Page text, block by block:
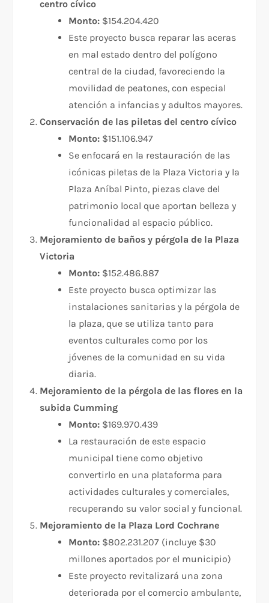
centro cívico
Monto: $154.204.420
Este proyecto busca reparar las aceras
en mal estado dentro del polígono
central de la ciudad, favoreciendo la
movilidad de peatones, con especial
atención a infancias y adultos mayores.
Conservación de las piletas del centro cívico
Monto: $151.106.947
Se enfocará en la restauración de las
icónicas piletas de la Plaza Victoria y la
Plaza Aníbal Pinto, piezas clave del
patrimonio local que aportan belleza y
funcionalidad al espacio público.
Mejoramiento de baños y pérgola de la Plaza
Victoria
Monto: $152.486.887
Este proyecto busca optimizar las
instalaciones sanitarias y la pérgola de
la plaza, que se utiliza tanto para
eventos culturales como por los
jóvenes de la comunidad en su vida
diaria.
Mejoramiento de la pérgola de las flores en la
subida Cumming
Monto: $169.970.439
La restauración de este espacio
municipal tiene como objetivo
convertirlo en una plataforma para
actividades culturales y comerciales,
recuperando su valor social y funcional.
Mejoramiento de la Plaza Lord Cochrane
Monto: $802.231.207 (incluye $30
millones aportados por el municipio)
Este proyecto revitalizará una zona
deteriorada por el comercio ambulante,